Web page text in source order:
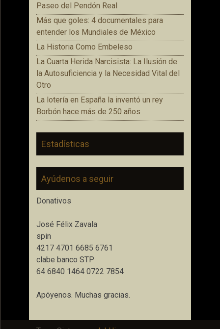
Paseo del Pendón Real
Más que goles: 4 documentales para
entender los Mundiales de México
La Historia Como Embeleso
La Cuarta Herida Narcisista: La Ilusión de
la Autosuficiencia y la Necesidad Vital del
Otro
La lotería en España la inventó un rey
Borbón hace más de 250 años
Estadísticas
Ayúdenos a seguir
Donativos
José Félix Zavala
spin
4217 4701 6685 6761
clabe banco STP
64 6840 1464 0722 7854
Apóyenos. Muchas gracias.